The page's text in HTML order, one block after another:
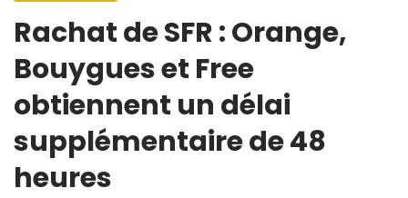
Rachat de SFR : Orange,
Bouygues et Free
obtiennent un délai
supplémentaire de 48
heures